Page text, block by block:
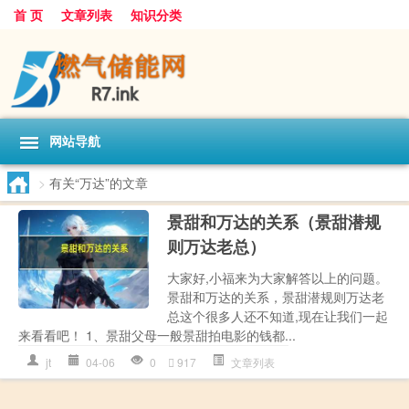
首 页 文章列表 知识分类
网站导航
> 有关“万达”的文章
景甜和万达的关系（景甜潜规
则万达老总）
大家好,小福来为大家解答以上的问题。
景甜和万达的关系，景甜潜规则万达老
总这个很多人还不知道,现在让我们一起
来看看吧！ 1、景甜父母一般景甜拍电影的钱都...
jt 04-06 0 917 文章列表